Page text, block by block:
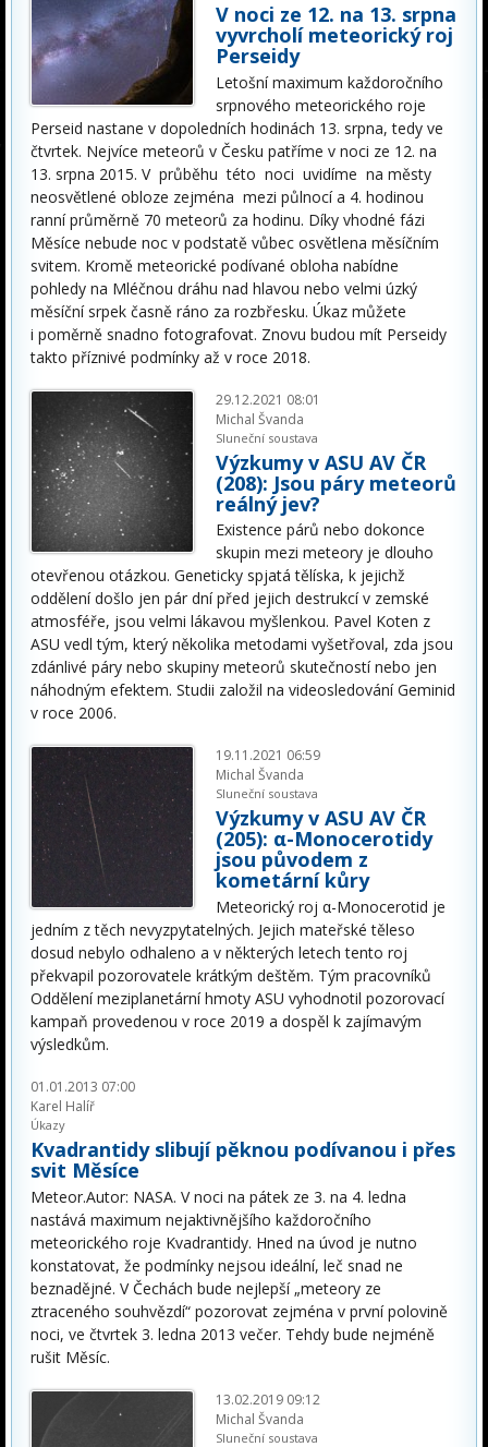
V noci ze 12. na 13. srpna
vyvrcholí meteorický roj
Perseidy
Letošní maximum každoročního
srpnového meteorického roje
Perseid nastane v dopoledních hodinách 13. srpna, tedy ve
čtvrtek. Nejvíce meteorů v Česku patříme v noci ze 12. na
13. srpna 2015. V průběhu této noci uvidíme na městy
neosvětlené obloze zejména mezi půlnocí a 4. hodinou
ranní průměrně 70 meteorů za hodinu. Díky vhodné fázi
Měsíce nebude noc v podstatě vůbec osvětlena měsíčním
svitem. Kromě meteorické podívané obloha nabídne
pohledy na Mléčnou dráhu nad hlavou nebo velmi úzký
měsíční srpek časně ráno za rozbřesku. Úkaz můžete
i poměrně snadno fotografovat. Znovu budou mít Perseidy
takto příznivé podmínky až v roce 2018.
29.12.2021 08:01
Michal Švanda
Sluneční soustava
Výzkumy v ASU AV ČR
(208): Jsou páry meteorů
reálný jev?
Existence párů nebo dokonce
skupin mezi meteory je dlouho
otevřenou otázkou. Geneticky spjatá tělíska, k jejichž
oddělení došlo jen pár dní před jejich destrukcí v zemské
atmosféře, jsou velmi lákavou myšlenkou. Pavel Koten z
ASU vedl tým, který několika metodami vyšetřoval, zda jsou
zdánlivé páry nebo skupiny meteorů skutečností nebo jen
náhodným efektem. Studii založil na videosledování Geminid
v roce 2006.
19.11.2021 06:59
Michal Švanda
Sluneční soustava
Výzkumy v ASU AV ČR
(205): α-Monocerotidy
jsou původem z
kometární kůry
Meteorický roj α-Monocerotid je
jedním z těch nevyzpytatelných. Jejich mateřské těleso
dosud nebylo odhaleno a v některých letech tento roj
překvapil pozorovatele krátkým deštěm. Tým pracovníků
Oddělení meziplanetární hmoty ASU vyhodnotil pozorovací
kampaň provedenou v roce 2019 a dospěl k zajímavým
výsledkům.
01.01.2013 07:00
Karel Halíř
Úkazy
Kvadrantidy slibují pěknou podívanou i přes
svit Měsíce
Meteor.Autor: NASA. V noci na pátek ze 3. na 4. ledna
nastává maximum nejaktivnějšího každoročního
meteorického roje Kvadrantidy. Hned na úvod je nutno
konstatovat, že podmínky nejsou ideální, leč snad ne
beznadějné. V Čechách bude nejlepší „meteory ze
ztraceného souhvězdí“ pozorovat zejména v první polovině
noci, ve čtvrtek 3. ledna 2013 večer. Tehdy bude nejméně
rušit Měsíc.
13.02.2019 09:12
Michal Švanda
Sluneční soustava